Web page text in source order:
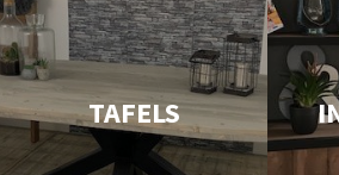
TAFELS